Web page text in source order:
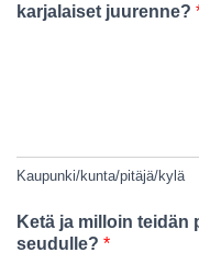
karjalaiset juurenne?
Kaupunki/kunta/pitäjä/kylä
Ketä ja milloin teidän
seudulle? *